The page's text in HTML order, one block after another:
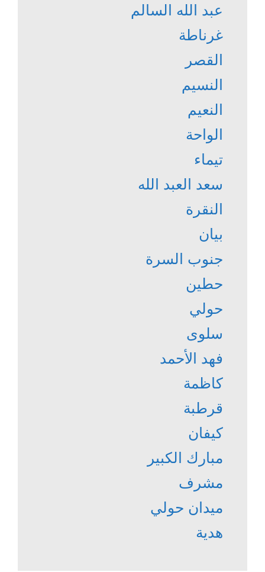
عبد الله السالم
غرناطة
القصر
النسيم
النعيم
الواحة
تيماء
سعد العبد الله
النقرة
بيان
جنوب السرة
حطين
حولي
سلوى
فهد الأحمد
كاظمة
قرطبة
كيفان
مبارك الكبير
مشرف
ميدان حولي
هدية